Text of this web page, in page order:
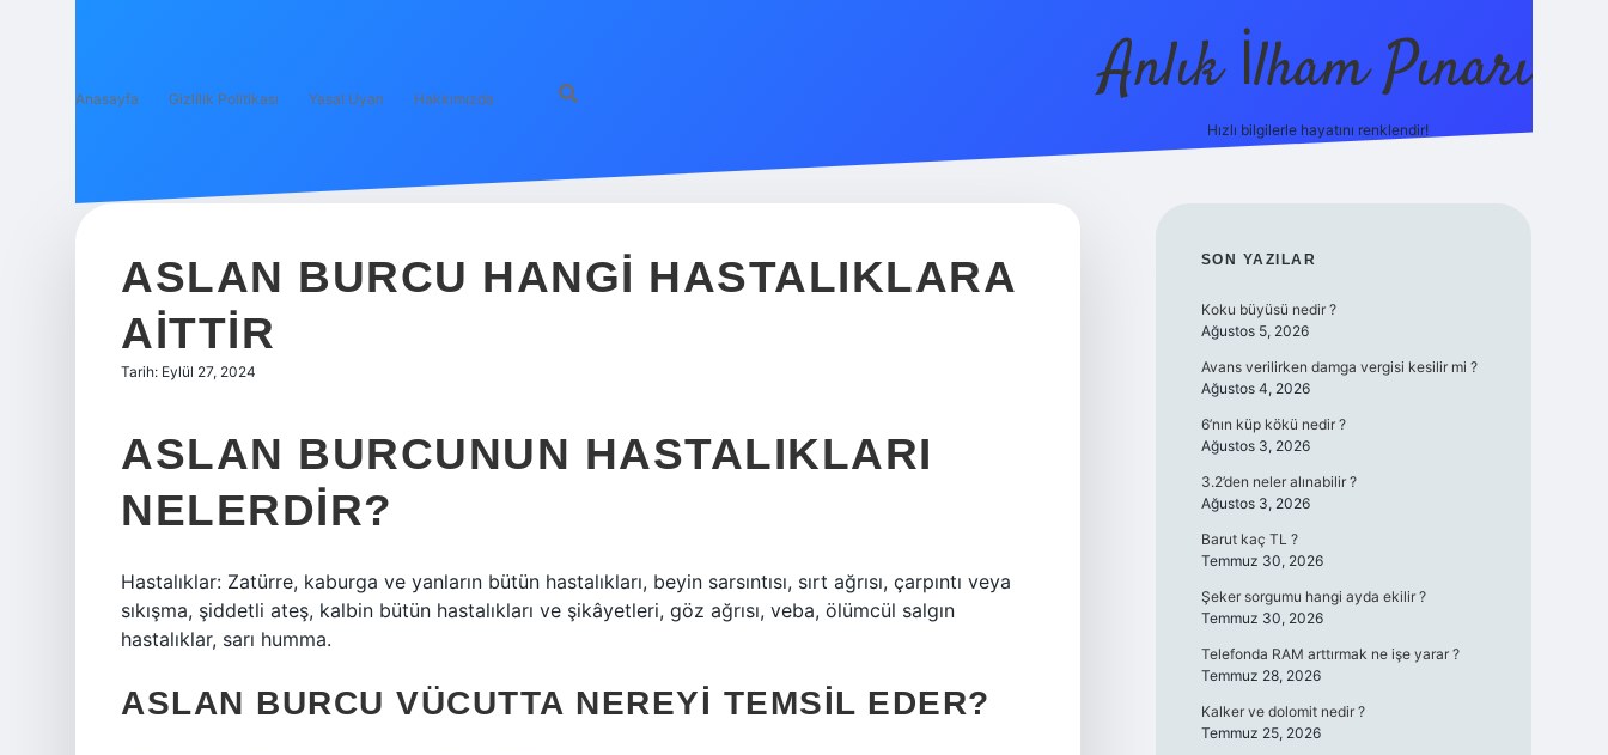
Anasayfa Gizlilik Politikası Yasal Uyarı Hakkımızda Anlık İlham Pınarı
Hızlı bilgilerle hayatını renklendir!
ASLAN BURCU HANGI HASTALIKLARA
AITTIR
Tarih: Eylül 27, 2024
ASLAN BURCUNUN HASTALIKLARI
NELERDIR?
Hastalıklar: Zatürre, kaburga ve yanların bütün hastalıkları, beyin sarsıntısı, sırt ağrısı, çarpıntı veya
sıkışma, şiddetli ateş, kalbin bütün hastalıkları ve şikâyetleri, göz ağrısı, veba, ölümcül salgın
hastalıklar, sarı humma.
ASLAN BURCU VÜCUTTA NEREYI TEMSIL EDER?
SIDEBAR
SON YAZILAR
Koku büyüsü nedir ?
Ağustos 5, 2026
Avans verilirken damga vergisi kesilir mi ?
Ağustos 4, 2026
6’nın küp kökü nedir ?
Ağustos 3, 2026
3.2’den neler alınabilir ?
Ağustos 3, 2026
Barut kaç TL ?
Temmuz 30, 2026
Şeker sorgumu hangi ayda ekilir ?
Temmuz 30, 2026
Telefonda RAM arttırmak ne işe yarar ?
Temmuz 28, 2026
Kalker ve dolomit nedir ?
Temmuz 25, 2026